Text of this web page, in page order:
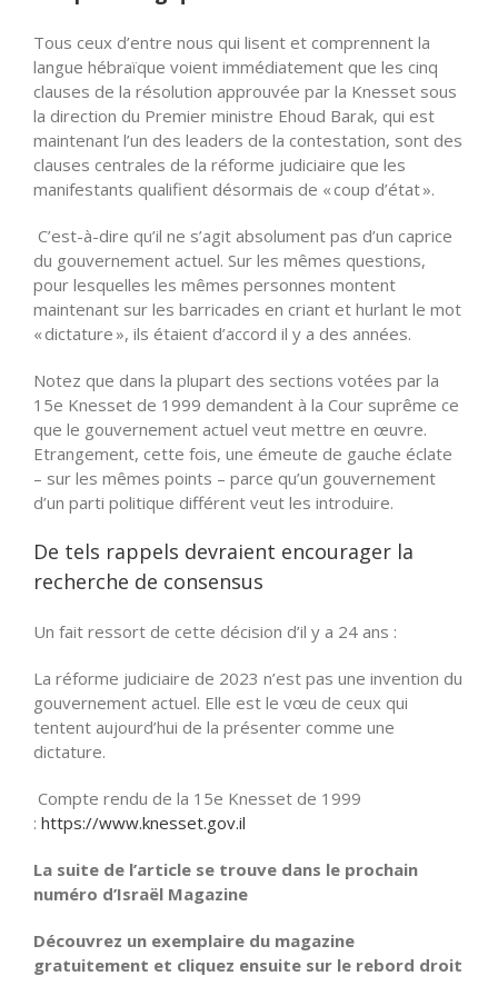
Tous ceux d’entre nous qui lisent et comprennent la
langue hébraïque voient immédiatement que les cinq
clauses de la résolution approuvée par la Knesset sous
la direction du Premier ministre Ehoud Barak, qui est
maintenant l’un des leaders de la contestation, sont des
clauses centrales de la réforme judiciaire que les
manifestants qualifient désormais de « coup d’état ».
C’est-à-dire qu’il ne s’agit absolument pas d’un caprice
du gouvernement actuel. Sur les mêmes questions,
pour lesquelles les mêmes personnes montent
maintenant sur les barricades en criant et hurlant le mot
« dictature », ils étaient d’accord il y a des années.
Notez que dans la plupart des sections votées par la
15e Knesset de 1999 demandent à la Cour suprême ce
que le gouvernement actuel veut mettre en œuvre.
Etrangement, cette fois, une émeute de gauche éclate
– sur les mêmes points – parce qu’un gouvernement
d’un parti politique différent veut les introduire.
De tels rappels devraient encourager la
recherche de consensus
Un fait ressort de cette décision d’il y a 24 ans :
La réforme judiciaire de 2023 n’est pas une invention du
gouvernement actuel. Elle est le vœu de ceux qui
tentent aujourd’hui de la présenter comme une
dictature.
Compte rendu de la 15e Knesset de 1999
: https://www.knesset.gov.il
La suite de l’article se trouve dans le prochain
numéro d’Israël Magazine
Découvrez un exemplaire du magazine
gratuitement et cliquez ensuite sur le rebord droit